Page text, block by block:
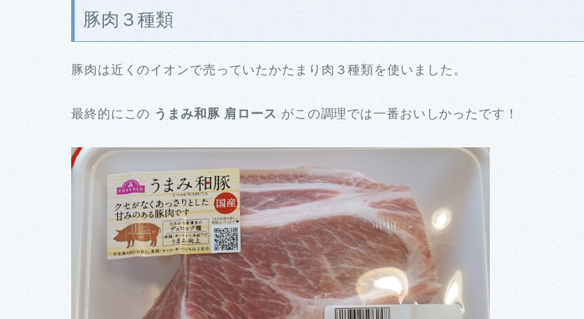
豚肉３種類
豚肉は近くのイオンで売っていたかたまり肉３種類を使いました。
最終的にこの うまみ和豚 肩ロース がこの調理では一番おいしかったです！